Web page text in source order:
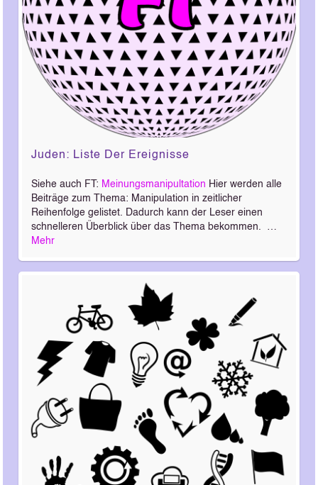
Juden: Liste Der Ereignisse
Siehe auch FT: Meinungsmanipultation Hier werden alle
Beiträge zum Thema: Manipulation in zeitlicher
Reihenfolge gelistet. Dadurch kann der Leser einen
schnelleren Überblick über das Thema bekommen. …
Mehr